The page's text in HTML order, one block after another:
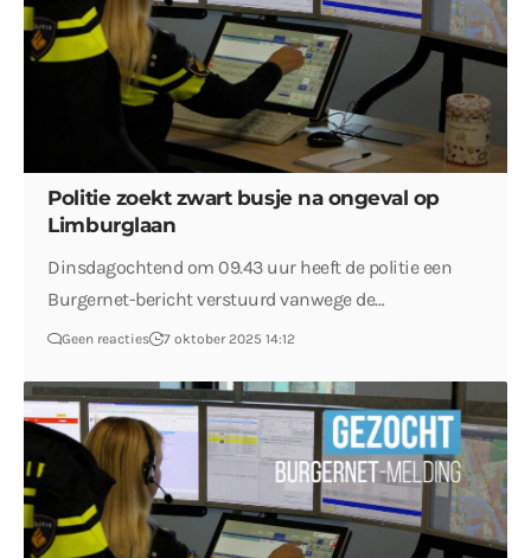
Politie zoekt zwart busje na ongeval op
Limburglaan
Dinsdagochtend om 09.43 uur heeft de politie een
Burgernet-bericht verstuurd vanwege de…
Geen reacties 7 oktober 2025 14:12